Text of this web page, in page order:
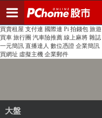
PChome首頁 線上購物 24h購物 書店
買賣租屋 支付連 國際連 Pi 拍錢包 旅遊
買車 旅行團 汽車險推薦 線上麻將 雜誌
一元簡訊 直播達人 數位憑證 企業簡訊
買網址 虛擬主機 企業郵件
大盤